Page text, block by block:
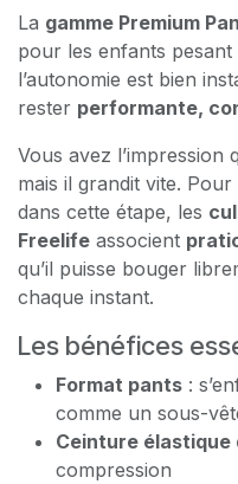
La gamme Premium
pour les enfants pesant
l’autonomie est bien
rester performante,
Vous avez
mais il grandit vite.
dans cette étape, les
Freelife associent
qu’il puisse bouger
chaque instant.
Les bénéfices
Format pants :
comme un sous-
Ceinture élastique
compression